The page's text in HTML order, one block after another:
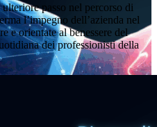
passo nel percorso di
l’impegno dell’azienda nel
e orientate al benessere del
dei professionisti della